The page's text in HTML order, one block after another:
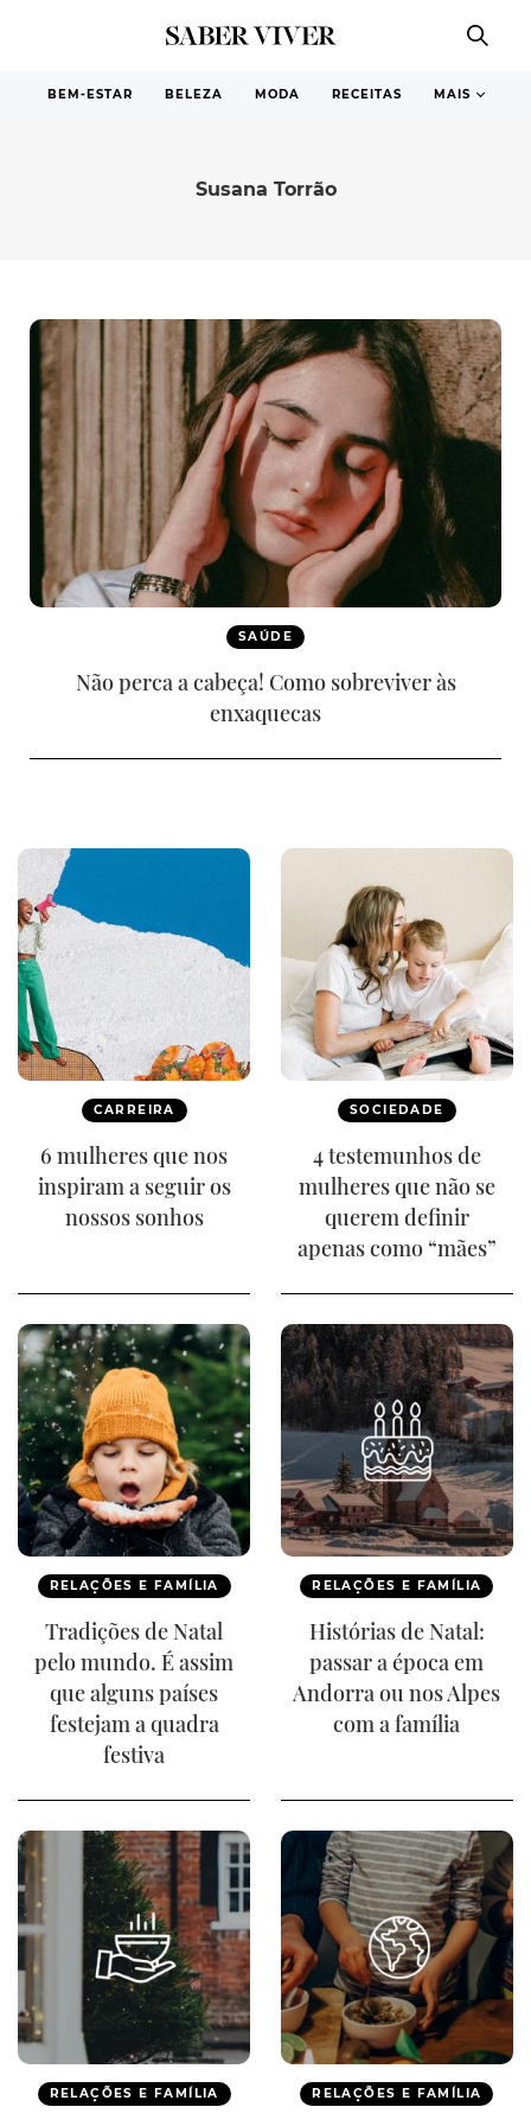
BEM-ESTAR BELEZA MODA RECEITAS MAIS
Susana Torrão
SAÚDE
Não perca a cabeça! Como sobreviver às
enxaquecas
CARREIRA
6 mulheres que nos
inspiram a seguir os
nossos sonhos
SOCIEDADE
4 testemunhos de
mulheres que não se
querem definir
apenas como “mães”
RELAÇÕES E FAMÍLIA
Tradições de Natal
pelo mundo. É assim
que alguns países
festejam a quadra
festiva
RELAÇÕES E FAMÍLIA
Histórias de Natal:
passar a época em
Andorra ou nos Alpes
com a família
RELAÇÕES E FAMÍLIA RELAÇÕES E FAMÍLIA